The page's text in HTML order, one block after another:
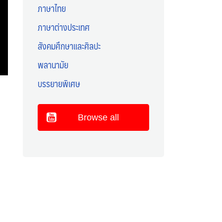
ภาษาไทย
ภาษาต่างประเทศ
สังคมศึกษาและศิลปะ
พลานามัย
บรรยายพิเศษ
Browse all